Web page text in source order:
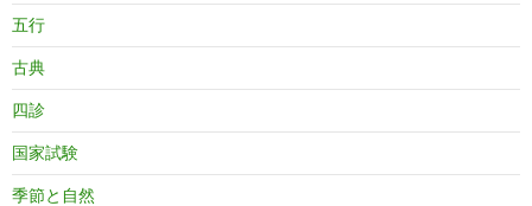
五行
古典
四診
国家試験
季節と自然